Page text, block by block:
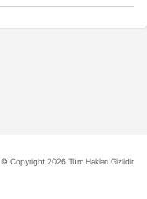
© Copyright 2026 Tüm Hakları Gizlidir.